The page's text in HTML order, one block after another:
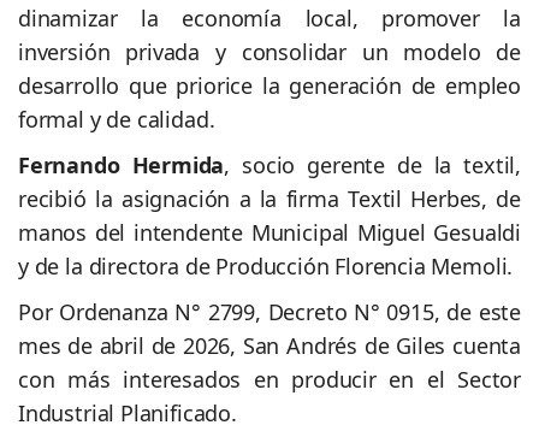
dinamizar la economía local, promover la
inversión privada y consolidar un modelo de
desarrollo que priorice la generación de empleo
formal y de calidad.
Fernando Hermida, socio gerente de la textil,
recibió la asignación a la firma Textil Herbes, de
manos del intendente Municipal Miguel Gesualdi
y de la directora de Producción Florencia Memoli.
Por Ordenanza N° 2799, Decreto N° 0915, de este
mes de abril de 2026, San Andrés de Giles cuenta
con más interesados en producir en el Sector
Industrial Planificado.